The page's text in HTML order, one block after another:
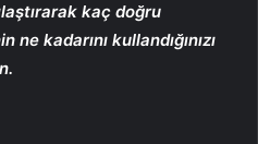
kaç doğru
ne kadarını kullandığınızı